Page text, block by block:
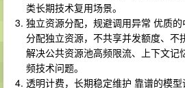
类长期技术复用场景。
独立资源分配，规避调用异常 优质
分配独立资源，不共享并发额度、不
解决公共资源池高频限流、上下文记
频技术问题。
透明计费，长期稳定维护 靠谱的模